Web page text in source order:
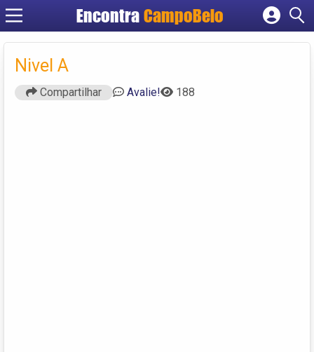
EncontraCampoBelo
Cadastrar empresa
Nivel A
Compartilhar Avalie! 188